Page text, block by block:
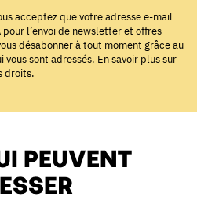
acceptez que votre adresse e-mail
l’envoi de newsletter et offres
désabonner à tout moment grâce au
vous sont adressés. En savoir plus sur
droits.
PEUVENT